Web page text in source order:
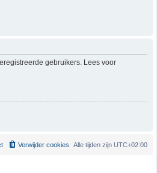
gebruikers. Lees voor
Alle tijden zijn UTC+02:00
Verwijder cookies